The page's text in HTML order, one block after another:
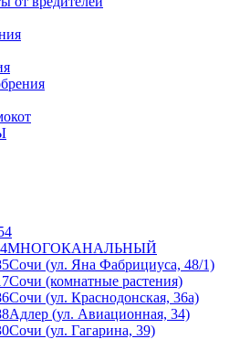
МНОГОКАНАЛЬНЫЙ
Сочи (ул. Яна Фабрициуса, 48/1)
Сочи (комнатные растения)
Сочи (ул. Краснодонская, 36а)
Адлер (ул. Авиационная, 34)
Сочи (ул. Гагарина, 39)